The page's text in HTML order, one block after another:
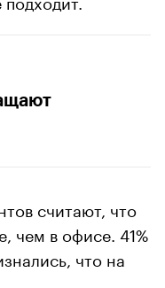
считают, что
чем в офисе. 41%
что на